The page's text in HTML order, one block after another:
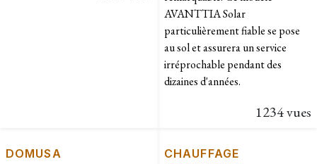
AVANTTIA Solar
particulièrement fiable se pose
au sol et assurera un service
irréprochable pendant des
dizaines d'années.
1234 vues
DOMUSA
CHAUFFAGE